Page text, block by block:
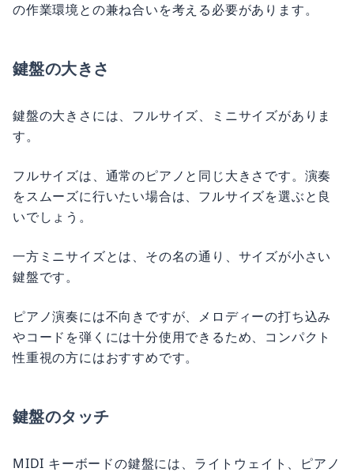
の作業環境との兼ね合いを考える必要があります。
鍵盤の大きさ
鍵盤の大きさには、フルサイズ、ミニサイズがありま
す。
フルサイズは、通常のピアノと同じ大きさです。演奏
をスムーズに行いたい場合は、フルサイズを選ぶと良
いでしょう。
一方ミニサイズとは、その名の通り、サイズが小さい
鍵盤です。
ピアノ演奏には不向きですが、メロディーの打ち込み
やコードを弾くには十分使用できるため、コンパクト
性重視の方にはおすすめです。
鍵盤のタッチ
MIDI キーボードの鍵盤には、ライトウェイト、ピアノ